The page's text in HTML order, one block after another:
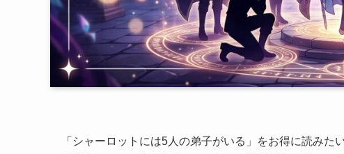
「シャーロットには5人の弟子がいる」をお得に読み